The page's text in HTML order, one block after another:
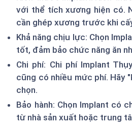
với thể tích xương hiện có.
cần ghép xương trước khi
Khả năng chịu lực: Chọn
tốt, đảm bảo chức năng ăn
Chi phí: Chi phí Implant
cũng có nhiều mức phí. Hãy
chọn.
Bảo hành: Chọn Implant có
từ nhà sản xuất hoặc trung